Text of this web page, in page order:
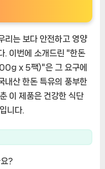
리는 보다 안전하고 영양
. 이번에 소개드린 "한돈
x 5팩)"은 그 요구에
내산 한돈 특유의 풍부한
이 제품은 건강한 식단
니다.
?